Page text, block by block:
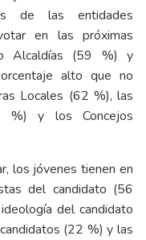
de las entidades
en las próximas
Alcaldías (59 %) y
alto que no
Locales (62 %), las
%) y los Concejos
los jóvenes tienen en
del candidato (56
del candidato
(22 %) y las